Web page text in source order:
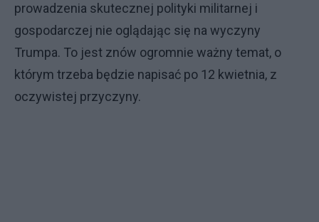
prowadzenia skutecznej polityki militarnej i
gospodarczej nie oglądając się na wyczyny
Trumpa. To jest znów ogromnie ważny temat, o
którym trzeba będzie napisać po 12 kwietnia, z
oczywistej przyczyny.